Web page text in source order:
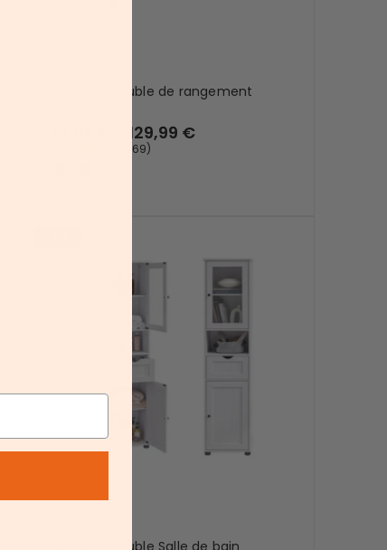
VASAGLE Meuble de rangement
79,99 € – 129,99 €
269)
VASAGLE Meuble Salle de bain